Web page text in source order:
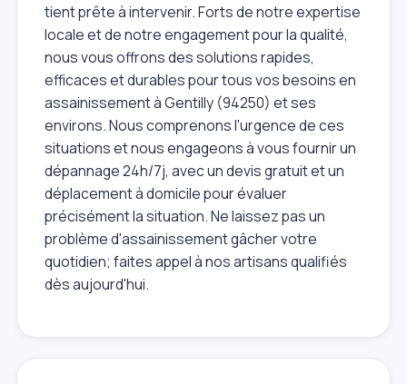
tient prête à intervenir. Forts de notre expertise
locale et de notre engagement pour la qualité,
nous vous offrons des solutions rapides,
efficaces et durables pour tous vos besoins en
assainissement à Gentilly (94250) et ses
environs. Nous comprenons l'urgence de ces
situations et nous engageons à vous fournir un
dépannage 24h/7j, avec un devis gratuit et un
déplacement à domicile pour évaluer
précisément la situation. Ne laissez pas un
problème d'assainissement gâcher votre
quotidien; faites appel à nos artisans qualifiés
dès aujourd'hui.